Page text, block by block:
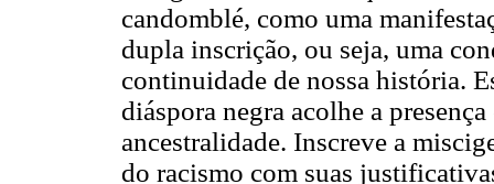
candomblé, como uma
dupla inscrição, ou seja, uma
continuidade de nossa história.
diáspora negra acolhe a
ancestralidade. Inscreve a
do racismo com suas